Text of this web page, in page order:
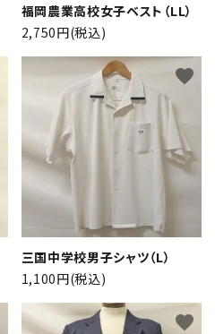
福岡農業高校女子ベスト（LL）
2,750円(税込)
三国中学校男子シャツ（L）
1,100円(税込)
favorite
favorite